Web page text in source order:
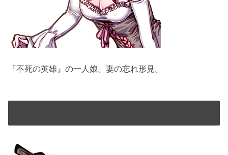
『不死の英雄』の一人娘。妻の忘れ形見。